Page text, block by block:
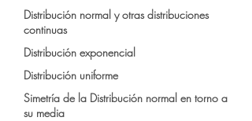
Distribución normal y otras distribuciones
continuas
Distribución exponencial
Distribución uniforme
Simetría de la Distribución normal en torno a
su media